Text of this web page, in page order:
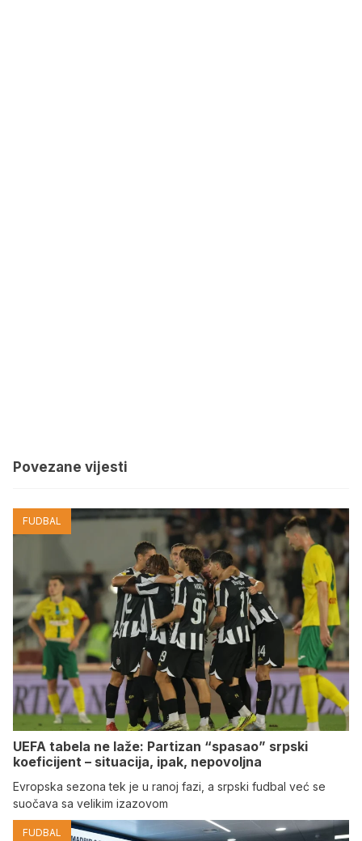
Povezane vijesti
FUDBAL
UEFA tabela ne laže: Partizan “spasao” srpski
koeficijent – situacija, ipak, nepovoljna
Evropska sezona tek je u ranoj fazi, a srpski fudbal već se
suočava sa velikim izazovom
FUDBAL